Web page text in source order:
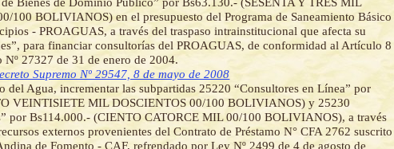
100 BOLIVIANOS) en el presupuesto del Programa de Saneamiento Básico
- PROAGUAS, a través del traspaso intrainstitucional que afecta su
para financiar consultorías del PROAGUAS, de conformidad al Artículo 8
Nº 27327 de 31 de enero de 2004.
Supremo Nº 29547, 8 de mayo de 2008
del Agua, incrementar las subpartidas 25220 “Consultores en Línea” por
VEINTISIETE MIL DOSCIENTOS 00/100 BOLIVIANOS) y 25230
por Bs114.000.- (CIENTO CATORCE MIL 00/100 BOLIVIANOS), a través
externos provenientes del Contrato de Préstamo N° CFA 2762 suscrito
de Fomento - CAF, refrendado por Ley Nº 2499 de 4 de agosto de